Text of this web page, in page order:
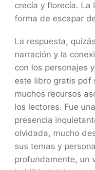
crecía y florecía. La
forma de escapar
La respuesta,
narración y la
con los personajes
este libro gratis pdf
muchos recursos
los lectores. Fue
presencia
olvidada, mucho
sus temas y
profundamente, un